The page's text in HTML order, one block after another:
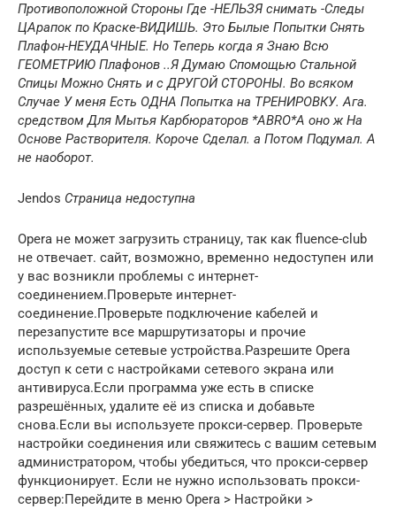
Противоположной Стороны Где -НЕЛЬЗЯ снимать -Следы
ЦАрапок по Краске-ВИДИШЬ. Это Былые Попытки Снять
Плафон-НЕУДАЧНЫЕ. Но Теперь когда я Знаю Всю
ГЕОМЕТРИЮ Плафонов ..Я Думаю Спомощью Стальной
Спицы Можно Снять и с ДРУГОЙ СТОРОНЫ. Во всяком
Случае У меня Есть ОДНА Попытка на ТРЕНИРОВКУ.Ага.
средством Для Мытья Карбюраторов *ABRO*А оно ж На
Основе Растворителя. Короче Сделал. а Потом Подумал. А
не наоборот.
Jendos Страница недоступна
Opera не может загрузить страницу, так как fluence-club
не отвечает. сайт, возможно, временно недоступен или
у вас возникли проблемы с интернет-
соединением.Проверьте интернет-
соединение.Проверьте подключение кабелей и
перезапустите все маршрутизаторы и прочие
используемые сетевые устройства.Разрешите Opera
доступ к сети с настройками сетевого экрана или
антивируса.Если программа уже есть в списке
разрешённых, удалите её из списка и добавьте
снова.Если вы используете прокси-сервер. Проверьте
настройки соединения или свяжитесь с вашим сетевым
администратором, чтобы убедиться, что прокси-сервер
функционирует. Если не нужно использовать прокси-
сервер:Перейдите в меню Opera > Настройки >